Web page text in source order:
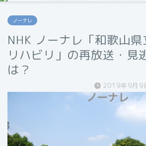
ノーナレ
NHK ノーナレ「和歌山県
リハビリ」の再放送・見
は？
2019年9月9